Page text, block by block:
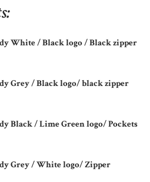
White / Black logo / Black zipper
Grey / Black logo/ black zipper
Black / Lime Green logo/ Pockets
Grey / White logo/ Zipper